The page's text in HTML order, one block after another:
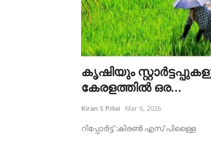
കൃഷിയും
കേരളത്തിൽ ഒര...
Kiran S Pillai Mar 6, 2026
റിപ്പോർട്ട്‌ :കിരൺ എസ് പിള്ളൈ